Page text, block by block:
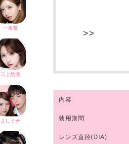
内容
装用期間
レンズ直径(DIA)